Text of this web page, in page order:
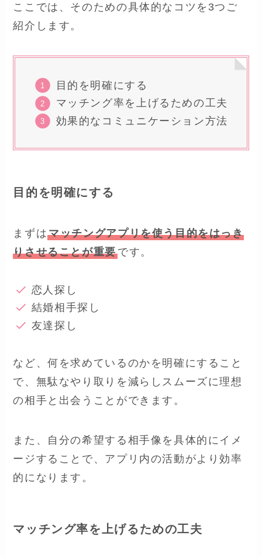
ここでは、そのための具体的なコツを3つご
紹介します。
目的を明確にする
マッチング率を上げるための工夫
効果的なコミュニケーション方法
目的を明確にする
まずはマッチングアプリを使う目的をはっき
りさせることが重要です。
恋人探し
結婚相手探し
友達探し
など、何を求めているのかを明確にすること
で、無駄なやり取りを減らしスムーズに理想
の相手と出会うことができます。
また、自分の希望する相手像を具体的にイメ
ージすることで、アプリ内の活動がより効率
的になります。
マッチング率を上げるための工夫